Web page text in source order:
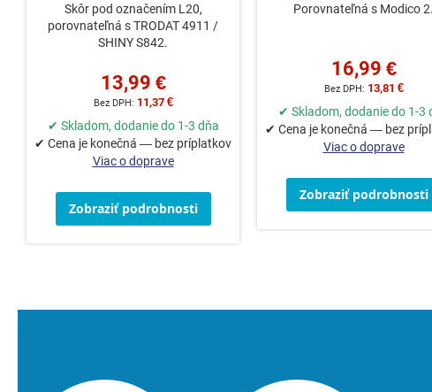
Skôr pod označením L20,
porovnateľná s TRODAT 4911 /
SHINY S842.
13,99 €
11,37 €
✔ Skladom, dodanie do 1-3 dňa
✔ Cena je konečná — bez príplatkov
Viac o doprave
Zobraziť podrobnosti
Porovnateľná s Modico 2.
16,99 €
13,81 €
✔ Skladom, dodanie do 1-3
✔ Cena je konečná — bez
Viac o doprave
Zobraziť podrobnosti